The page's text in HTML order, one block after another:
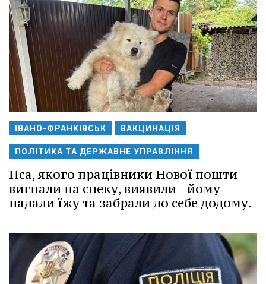
ІВАНО-ФРАНКІВСЬК ВАКЦИНАЦІЯ
ПОЛІТИКА ТА ДЕРЖАВНЕ УПРАВЛІННЯ
Пса, якого працівники Нової пошти
вигнали на спеку, виявили - йому
надали їжу та забрали до себе додому.